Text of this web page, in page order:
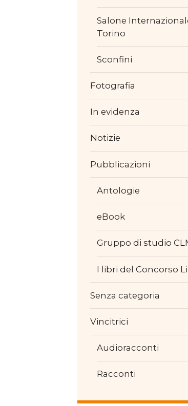
Salone
Torino
Sconfini
Fotografia
In evidenza
Notizie
Pubblicazioni
Antologie
eBook
Gruppo di studio
I libri del Concorso
Senza categoria
Vincitrici
Audioracconti
Racconti